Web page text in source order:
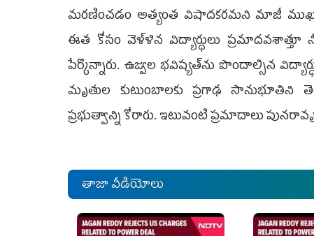
మరణించడం అత్యంత విషాదకరమని మాజీ
ఈత కోసం వెళ్ళిన విద్యార్ధులు
పేర్కొన్నారు. ఉజ్వల భవిష్యత్‌ను పొందాల్సిన
మృతుల కుటుంబాలకు ప్రగాఢ
ప్రభుత్వాన్ని కోరారు. ఇటువంటి ప్రమాదాలు
తాజా వీడియోలు